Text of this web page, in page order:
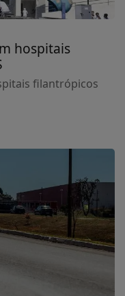
hospitais
filantrópicos